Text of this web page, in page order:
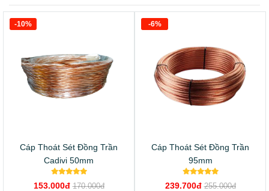
Cáp Thoát Sét Đồng Trần
Cadivi 50mm
153.000đ 170.000đ
-10%
Cáp Thoát Sét Đồng Trần
95mm
239.700đ 255.000đ
-6%